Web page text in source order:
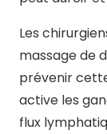
Les
massage de
prévenir
active les
flux